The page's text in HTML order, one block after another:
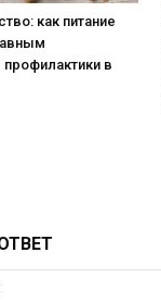
как питание
в